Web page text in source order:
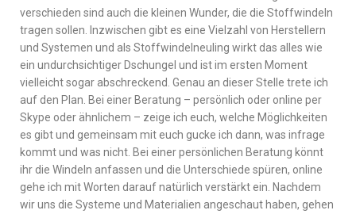
verschieden sind auch die kleinen Wunder, die die Stoffwindeln
tragen sollen. Inzwischen gibt es eine Vielzahl von Herstellern
und Systemen und als Stoffwindelneuling wirkt das alles wie
ein undurchsichtiger Dschungel und ist im ersten Moment
vielleicht sogar abschreckend. Genau an dieser Stelle trete ich
auf den Plan. Bei einer Beratung – persönlich oder online per
Skype oder ähnlichem – zeige ich euch, welche Möglichkeiten
es gibt und gemeinsam mit euch gucke ich dann, was infrage
kommt und was nicht. Bei einer persönlichen Beratung könnt
ihr die Windeln anfassen und die Unterschiede spüren, online
gehe ich mit Worten darauf natürlich verstärkt ein. Nachdem
wir uns die Systeme und Materialien angeschaut haben, gehen